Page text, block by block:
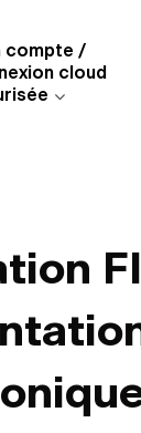
compte /
cloud